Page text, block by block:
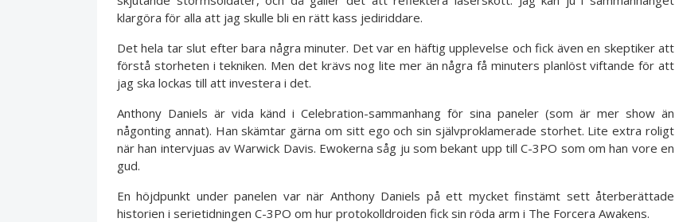
klargöra för alla att jag skulle bli en rätt kass jediriddare.
Det hela tar slut efter bara några minuter. Det var en häftig upplevelse och fick även en skeptiker att
förstå storheten i tekniken. Men det krävs nog lite mer än några få minuters planlöst viftande för att
jag ska lockas till att investera i det.
Anthony Daniels är vida känd i Celebration-sammanhang för sina paneler (som är mer show än
någonting annat). Han skämtar gärna om sitt ego och sin självproklamerade storhet. Lite extra roligt
när han intervjuas av Warwick Davis. Ewokerna såg ju som bekant upp till C-3PO som om han vore en
gud.
En höjdpunkt under panelen var när Anthony Daniels på ett mycket finstämt sett återberättade
historien i serietidningen C-3PO om hur protokolldroiden fick sin röda arm i The Forcera Awakens.